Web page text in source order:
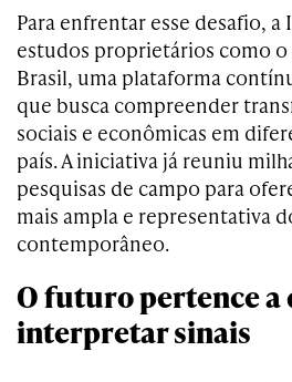
Para enfrentar esse desafio,
estudos proprietários como o
Brasil, uma plataforma
que busca compreender
sociais e econômicas em
país. A iniciativa já reuniu
pesquisas de campo para
mais ampla e representativa
contemporâneo.
O futuro pertence a
interpretar sinais